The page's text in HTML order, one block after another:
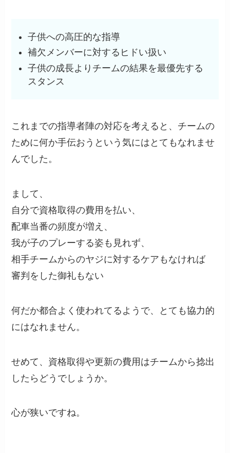
子供への高圧的な指導
補欠メンバーに対するヒドい扱い
子供の成長よりチームの結果を最優先する
スタンス
これまでの指導者陣の対応を考えると、チームの
ために何か手伝おうという気にはとてもなれませ
んでした。
まして、
自分で資格取得の費用を払い、
配車当番の頻度が増え、
我が子のプレーする姿も見れず、
相手チームからのヤジに対するケアもなければ
審判をした御礼もない
何だか都合よく使われてるようで、とても協力的
にはなれません。
せめて、資格取得や更新の費用はチームから捻出
したらどうでしょうか。
心が狭いですね。